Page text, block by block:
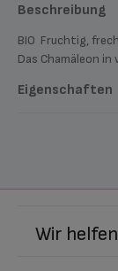
Beschreibung
BIO Fruchtig,
Das Chamäleon
Eigenschaften
Wir